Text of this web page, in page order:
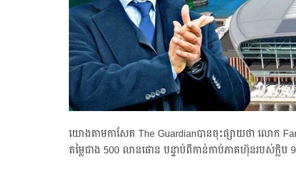
យោងតាមកាសែត The Guardianបានចុះផ្សាយថា លោក
តម្លៃជាង 500 លានផោន បន្ទាប់ពីកាន់កាប់ភាគហ៊ុនរបស់ក្លិប